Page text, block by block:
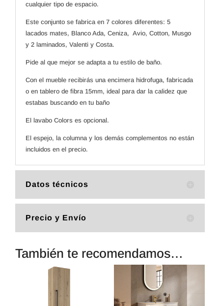
cualquier tipo de espacio.
Este conjunto se fabrica en 7 colores diferentes: 5
lacados mates, Blanco Ada, Ceniza, Avio, Cotton, Musgo
y 2 laminados, Valenti y Costa.
Pide al que mejor se adapta a tu estilo de baño.
Con el mueble recibirás una encimera hidrofuga, fabricada
o en tablero de fibra 15mm, ideal para dar la calidez que
estabas buscando en tu baño
El lavabo Colors es opcional.
El espejo, la columna y los demás complementos no están
incluidos en el precio.
Datos técnicos
Precio y Envío
También te recomendamos…